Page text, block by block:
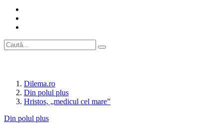
Dilema.ro
Din polul plus
Hristos, „medicul cel mare”
Din polul plus